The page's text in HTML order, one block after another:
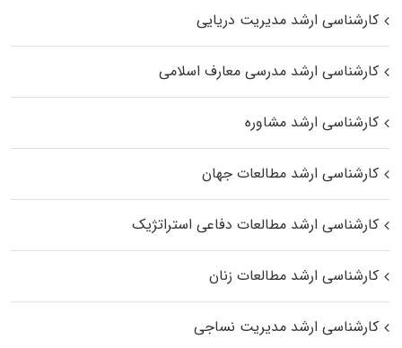
کارشناسی ارشد مدیریت دریایی
کارشناسی ارشد مدرسی معارف اسلامی
کارشناسی ارشد مشاوره
کارشناسی ارشد مطالعات جهان
کارشناسی ارشد مطالعات دفاعی استراتژیک
کارشناسی ارشد مطالعات زنان
کارشناسی ارشد مدیریت نساجی